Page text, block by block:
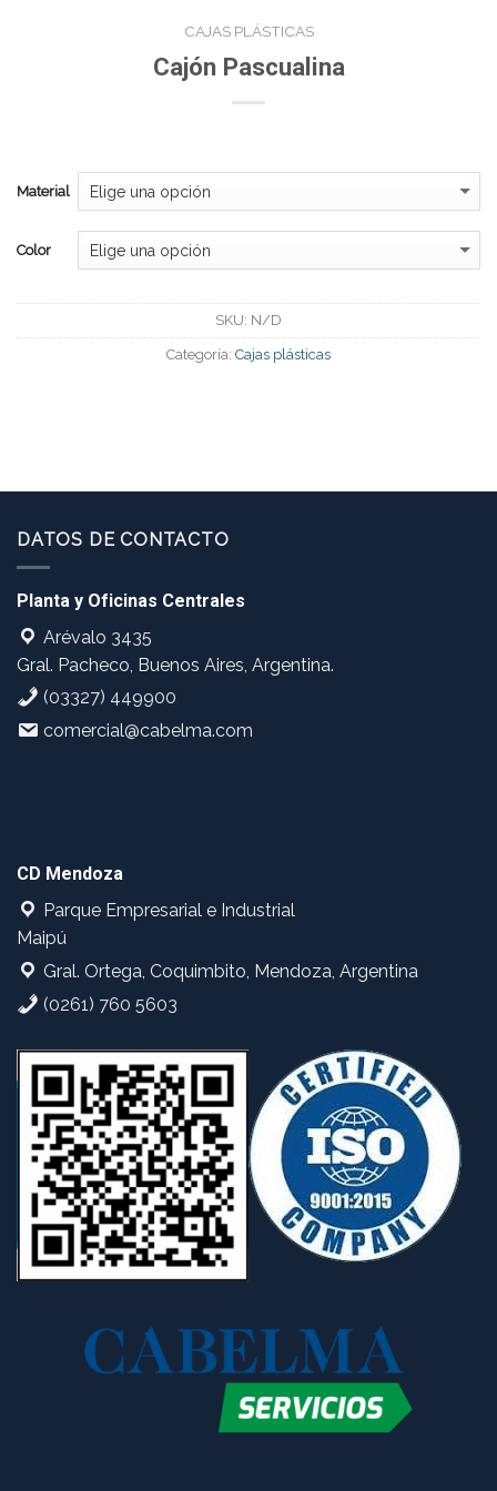
CAJAS PLÁSTICAS
Cajón Pascualina
Material
Color
SKU: N/D
Categoría: Cajas plásticas
DATOS DE CONTACTO
Planta y Oficinas Centrales
Arévalo 3435
Gral. Pacheco, Buenos Aires, Argentina.
(03327) 449900
comercial@cabelma.com
CD Mendoza
Parque Empresarial e Industrial
Maipú
Gral. Ortega, Coquimbito, Mendoza, Argentina
(0261) 760 5603